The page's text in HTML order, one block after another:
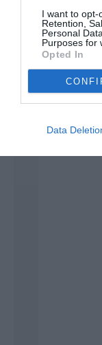
I want to opt-
Retention,
Personal
Purposes for
Opted In
Data